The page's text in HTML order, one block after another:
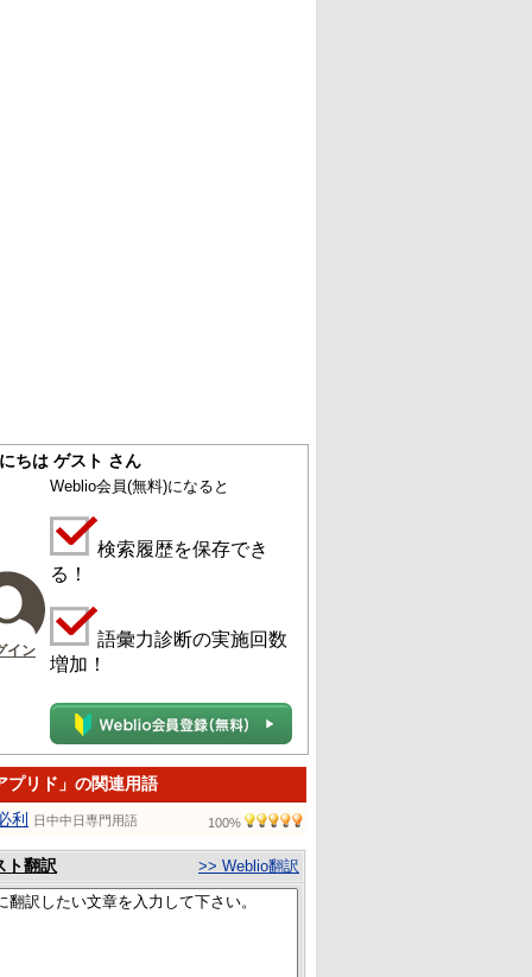
ちは ゲスト さん
イン
Weblio会員(無料)になると
検索履歴を保存でき
る！
語彙力診断の実施回数
増加！
プリド」の関連用語
利
日中中日専門用語 100%
ト翻訳 >> Weblio翻訳